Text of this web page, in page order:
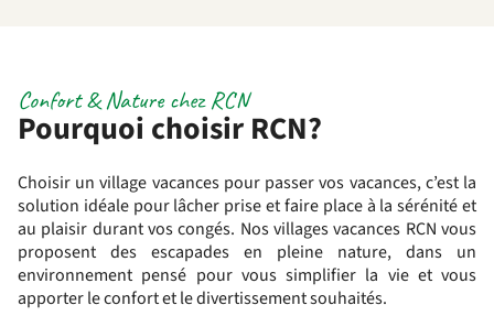
Pourquoi choisir RCN?
Confort & Nature chez RCN
Choisir un village vacances pour passer vos vacances, c’est la
solution idéale pour lâcher prise et faire place à la sérénité et
au plaisir durant vos congés. Nos villages vacances RCN vous
proposent des escapades en pleine nature, dans un
environnement pensé pour vous simplifier la vie et vous
apporter le confort et le divertissement souhaités.